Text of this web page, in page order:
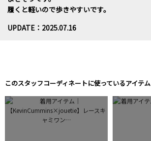
履くと軽いので歩きやすいです。
UPDATE：2025.07.16
このスタッフコーディネートに使っているアイテム